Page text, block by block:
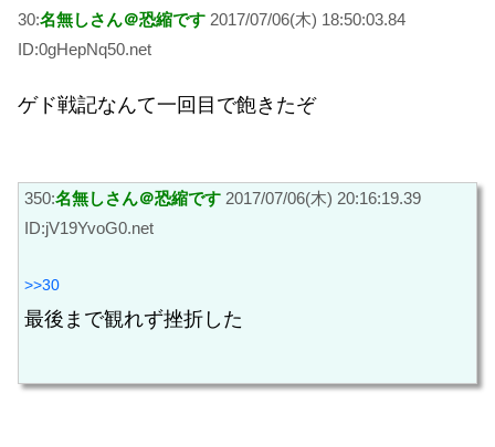
30:名無しさん＠恐縮です 2017/07/06(木) 18:50:03.84
ID:0gHepNq50.net
ゲド戦記なんて一回目で飽きたぞ
350:名無しさん＠恐縮です 2017/07/06(木) 20:16:19.39
ID:jV19YvoG0.net
>>30
最後まで観れず挫折した